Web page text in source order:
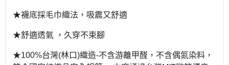
★襪底採毛巾織法，吸震又舒適
★舒適透氣 ，久穿不束腳
★100%台灣(林口)織造-不含游離甲醛，不含偶氮染料，